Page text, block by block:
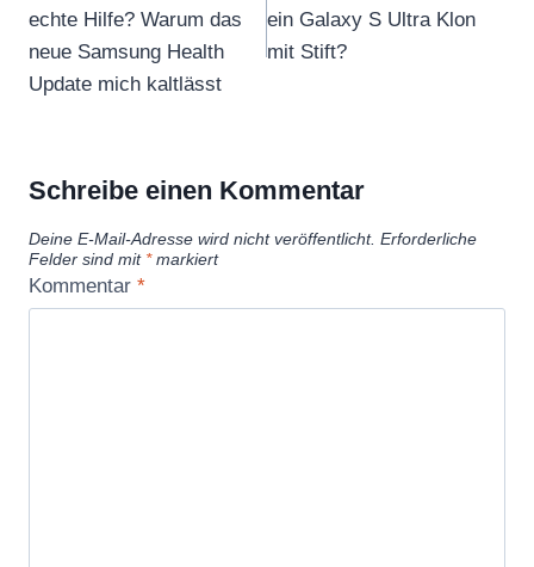
echte Hilfe? Warum das
neue Samsung Health
Update mich kaltlässt
ein Galaxy S Ultra Klon
mit Stift?
Schreibe einen Kommentar
Deine E-Mail-Adresse wird nicht veröffentlicht. Erforderliche
Felder sind mit *markiert
Kommentar *